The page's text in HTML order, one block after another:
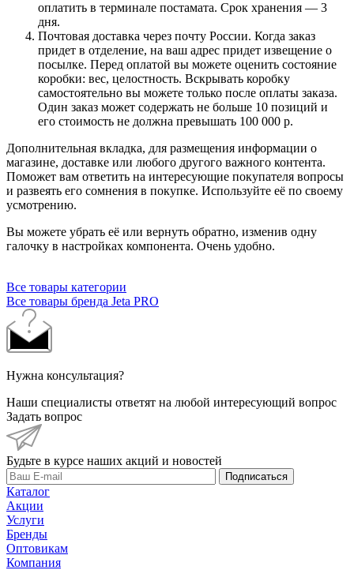
оплатить в терминале постамата. Срок хранения — 3
дня.
Почтовая доставка через почту России. Когда заказ
придет в отделение, на ваш адрес придет извещение о
посылке. Перед оплатой вы можете оценить состояние
коробки: вес, целостность. Вскрывать коробку
самостоятельно вы можете только после оплаты заказа.
Один заказ может содержать не больше 10 позиций и
его стоимость не должна превышать 100 000 р.
Дополнительная вкладка, для размещения информации о
магазине, доставке или любого другого важного контента.
Поможет вам ответить на интересующие покупателя вопросы
и развеять его сомнения в покупке. Используйте её по своему
усмотрению.
Вы можете убрать её или вернуть обратно, изменив одну
галочку в настройках компонента. Очень удобно.
Все товары категории
Все товары бренда Jeta PRO
Нужна консультация?
Наши специалисты ответят на любой интересующий вопрос
Задать вопрос
Будьте в курсе наших акций и новостей
Подписаться
Каталог
Акции
Услуги
Бренды
Оптовикам
Компания